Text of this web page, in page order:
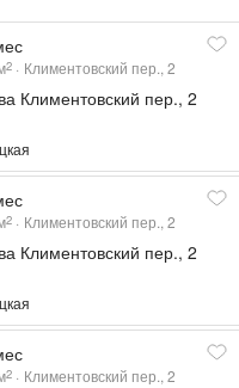
2 Климентовский пер., 2
Климентовский пер., 2
2 Климентовский пер., 2
Климентовский пер., 2
2 Климентовский пер., 2